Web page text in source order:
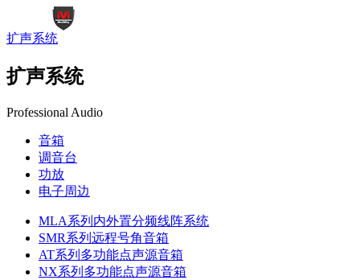
扩声系统
扩声系统
Professional Audio
音箱
调音台
功放
电子周边
MLA系列内外置分频线阵系统
SMR系列远程号角音箱
AT系列多功能点声源音箱
NX系列多功能点声源音箱